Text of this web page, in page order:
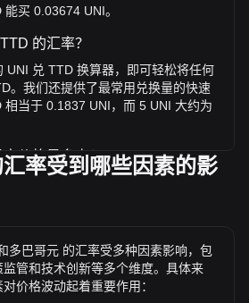
买 0.03674 UNI。
的汇率？
UNI 兑 TTD 换算器，即可轻松将任何
。我们还提供了最常用兑换量的快速
当于 0.1837 UNI，而 5 UNI 大约为
价格是多少？
高价为 TT$304.42。1 UNI / TTD 的
历史最高价呢？让我们拭目以待。
UNI）的汇率下跌了8.05%。 过去1
）兑 特立尼达和多巴哥元（TTD）的
率受到哪些因素的影
多巴哥元 的汇率受多种因素影响，包
管和技术创新等多个维度。具体来
价格波动起着重要作用：